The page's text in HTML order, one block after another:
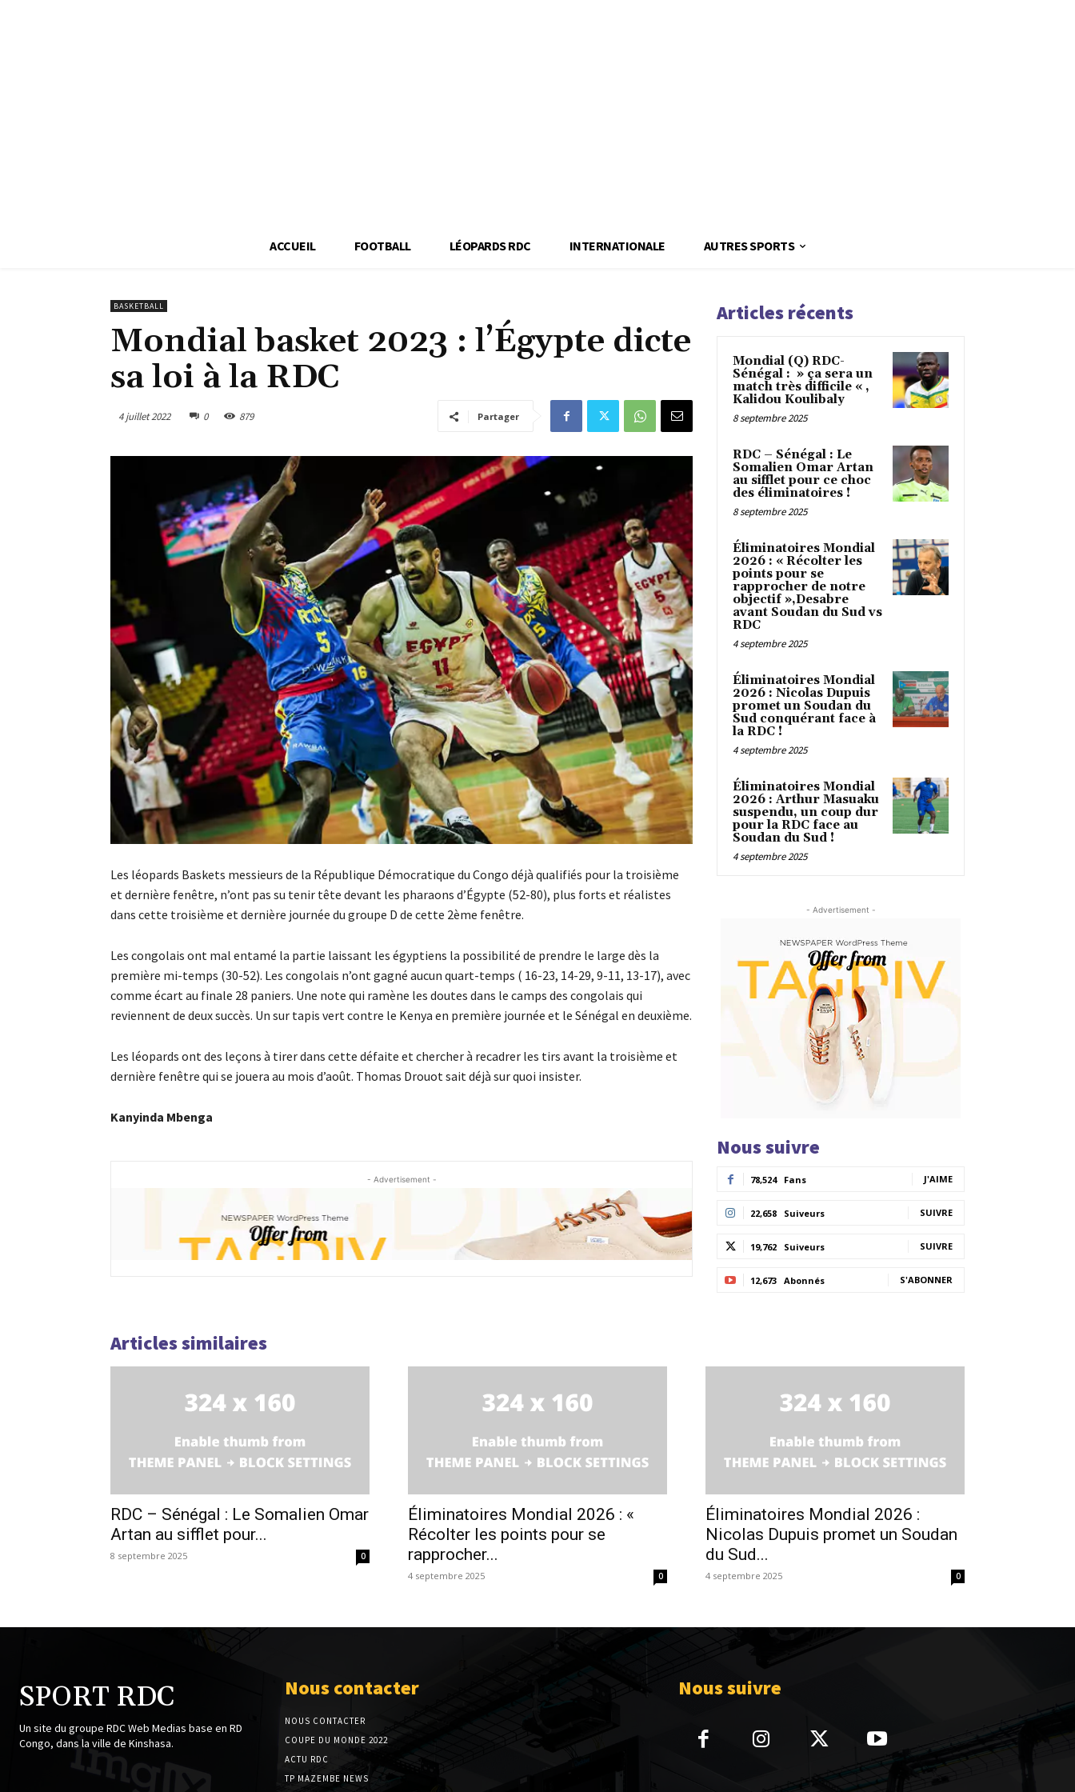
ACCUEIL FOOTBALL LÉOPARDS RDC INTERNATIONALE AUTRES SPORTS
BASKETBALL
Mondial basket 2023 : l’Égypte dicte
sa loi à la RDC
4 juillet 2022 0 879 Partager
Les léopards Baskets messieurs de la République Démocratique du Congo déjà qualifiés pour la troisième
et dernière fenêtre, n’ont pas su tenir tête devant les pharaons d’Égypte (52-80), plus forts et réalistes
dans cette troisième et dernière journée du groupe D de cette 2ème fenêtre.
Les congolais ont mal entamé la partie laissant les égyptiens la possibilité de prendre le large dès la
première mi-temps (30-52). Les congolais n’ont gagné aucun quart-temps ( 16-23, 14-29, 9-11, 13-17), avec
comme écart au finale 28 paniers. Une note qui ramène les doutes dans le camps des congolais qui
reviennent de deux succès. Un sur tapis vert contre le Kenya en première journée et le Sénégal en deuxième.
Les léopards ont des leçons à tirer dans cette défaite et chercher à recadrer les tirs avant la troisième et
dernière fenêtre qui se jouera au mois d’août. Thomas Drouot sait déjà sur quoi insister.
Kanyinda Mbenga
- Advertisement -
Articles récents
Mondial (Q) RDC-
Sénégal : » ça sera un
match très difficile « ,
Kalidou Koulibaly
8 septembre 2025
RDC – Sénégal : Le
Somalien Omar Artan
au sifflet pour ce choc
des éliminatoires !
8 septembre 2025
Éliminatoires Mondial
2026 : « Récolter les
points pour se
rapprocher de notre
objectif »,Desabre
avant Soudan du Sud vs
RDC
4 septembre 2025
Éliminatoires Mondial
2026 : Nicolas Dupuis
promet un Soudan du
Sud conquérant face à
la RDC !
4 septembre 2025
Éliminatoires Mondial
2026 : Arthur Masuaku
suspendu, un coup dur
pour la RDC face au
Soudan du Sud !
4 septembre 2025
- Advertisement -
Nous suivre
78,524 Fans J'AIME
22,658 Suiveurs SUIVRE
19,762 Suiveurs SUIVRE
12,673 Abonnés S'ABONNER
Articles similaires
RDC – Sénégal : Le Somalien Omar
Artan au sifflet pour...
8 septembre 2025 0
Éliminatoires Mondial 2026 : «
Récolter les points pour se
rapprocher...
4 septembre 2025 0
Éliminatoires Mondial 2026 :
Nicolas Dupuis promet un Soudan
du Sud...
4 septembre 2025 0
SPORT RDC
Un site du groupe RDC Web Medias base en RD
Congo, dans la ville de Kinshasa.
Nous contacter
NOUS CONTACTER
COUPE DU MONDE 2022
ACTU RDC
TP MAZEMBE NEWS
Nous suivre